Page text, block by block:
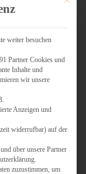
BAKERY
weiter besuchen
Partner Cookies und
Inhalte und
wir unsere
Anzeigen und
widerrufbar) auf der
über unsere Partner
zuzustimmen, um